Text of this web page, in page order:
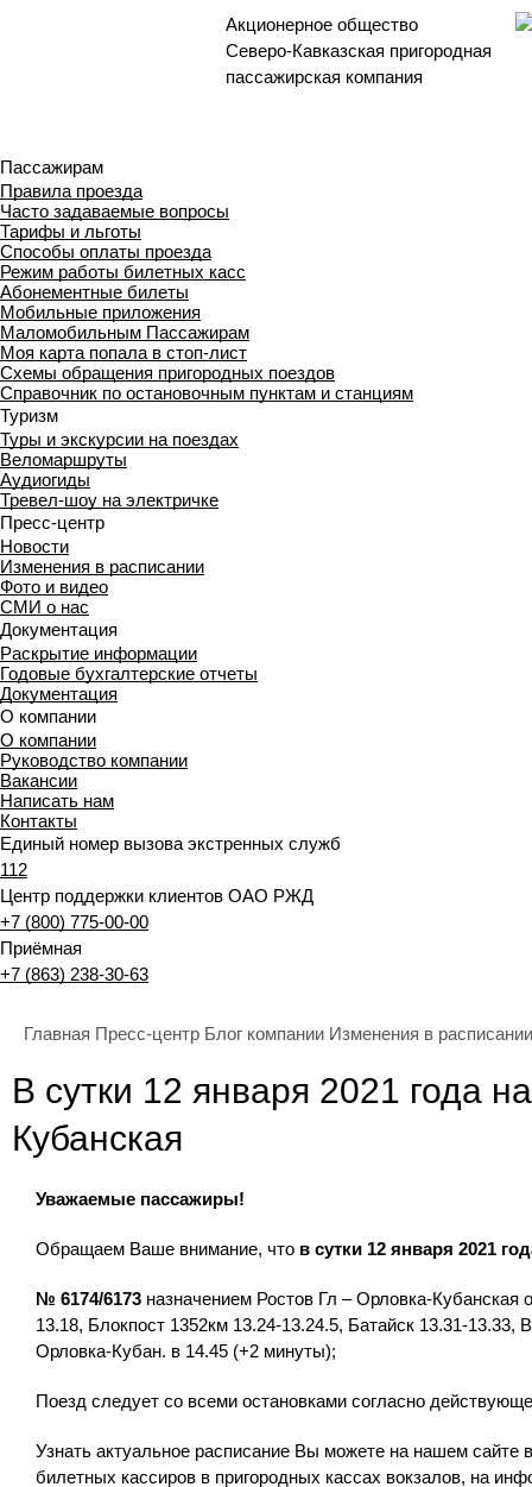
Акционерное общество
Северо-Кавказская пригородная
пассажирская компания
Пассажирам
Правила проезда
Часто задаваемые вопросы
Тарифы и льготы
Способы оплаты проезда
Режим работы билетных касс
Абонементные билеты
Мобильные приложения
Маломобильным Пассажирам
Моя карта попала в стоп-лист
Cхемы обращения пригородных поездов
Справочник по остановочным пунктам и станциям
Туризм
Туры и экскурсии на поездах
Веломаршруты
Аудиогиды
Тревел-шоу на электричке
Пресс-центр
Новости
Изменения в расписании
Фото и видео
СМИ о нас
Документация
Раскрытие информации
Годовые бухгалтерские отчеты
Документация
О компании
О компании
Руководство компании
Вакансии
Написать нам
Контакты
Единый номер вызова экстренных служб
112
Центр поддержки клиентов ОАО РЖД
+7 (800) 775-00-00
Приёмная
+7 (863) 238-30-63
Главная Пресс-центр Блог компании Изменения в расписании
В сутки 12 января 2021 года
Кубанская
Уважаемые пассажиры!
Обращаем Ваше внимание, что в сутки 12 января 2021
№ 6174/6173 назначением Ростов Гл – Орловка-Кубанская
13.18, Блокпост 1352км 13.24-13.24.5, Батайск 13.31-
Орловка-Кубан. в 14.45 (+2 минуты);
Поезд следует со всеми остановками согласно
Узнать актуальное расписание Вы можете на нашем
билетных кассиров в пригородных кассах вокзалов, на